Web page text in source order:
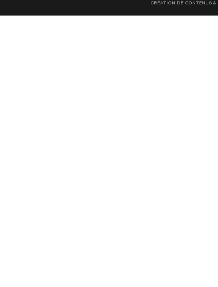
CRÉATION DE CONTENUS